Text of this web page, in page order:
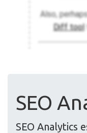
SEO
SEO Analytics